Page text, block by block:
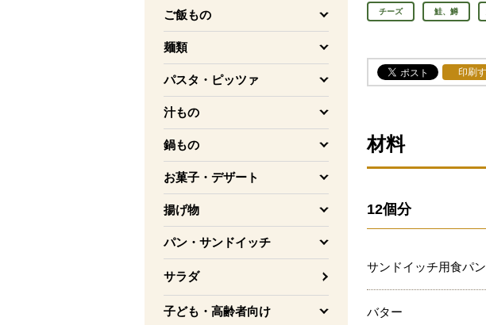
ご飯もの
を開く
麺類
を開く
パスタ・ピッツァ
を開く
汁もの
を開く
鍋もの
を開く
お菓子・デザート
を開く
揚げ物
を開く
パン・サンドイッチ
を開く
サラダ
子ども・高齢者向け
を開く
チーズ 鮭、鱒
印刷
材料
12個分
サンドイッチ用食パン
バター